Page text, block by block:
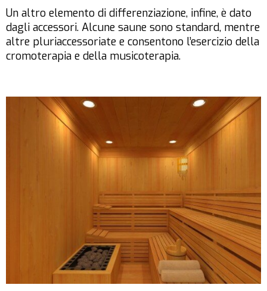
Un altro elemento di differenziazione, infine, è dato
dagli accessori. Alcune saune sono standard, mentre
altre pluriaccessoriate e consentono l’esercizio della
cromoterapia e della musicoterapia.